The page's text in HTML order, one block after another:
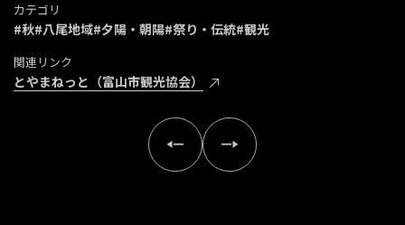
カテゴリ
#秋#八尾地域#夕陽・朝陽#祭り・伝統#観光
関連リンク
とやまねっと（富山市観光協会）